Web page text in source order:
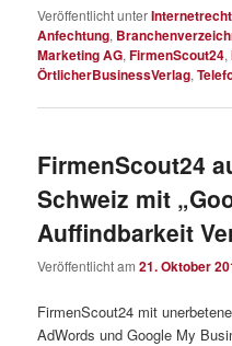
Veröffentlicht unterInternetrecht
Anfechtung,
Marketing AG,FirmenScout24,
ÖrtlicherBusinessVerlag,
FirmenScout24
Schweiz mit
Auffindbarkeit
Veröffentlicht am21. Oktober
FirmenScout24 mit
AdWords und Google My